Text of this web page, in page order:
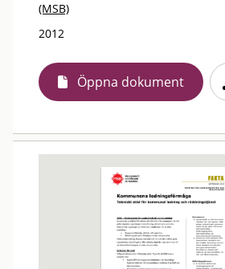
(MSB)
2012
Öppna dokument